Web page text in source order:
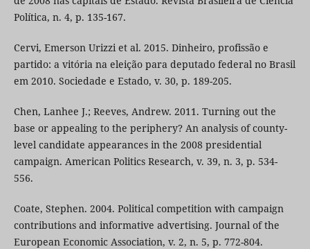
Política, n. 4, p. 135-167.
Cervi, Emerson Urizzi et al. 2015. Dinheiro, profissão e
partido: a vitória na eleição para deputado federal no Brasil
em 2010. Sociedade e Estado, v. 30, p. 189-205.
Chen, Lanhee J.; Reeves, Andrew. 2011. Turning out the
base or appealing to the periphery? An analysis of county-
level candidate appearances in the 2008 presidential
campaign. American Politics Research, v. 39, n. 3, p. 534-
556.
Coate, Stephen. 2004. Political competition with campaign
contributions and informative advertising. Journal of the
European Economic Association, v. 2, n. 5, p. 772-804.